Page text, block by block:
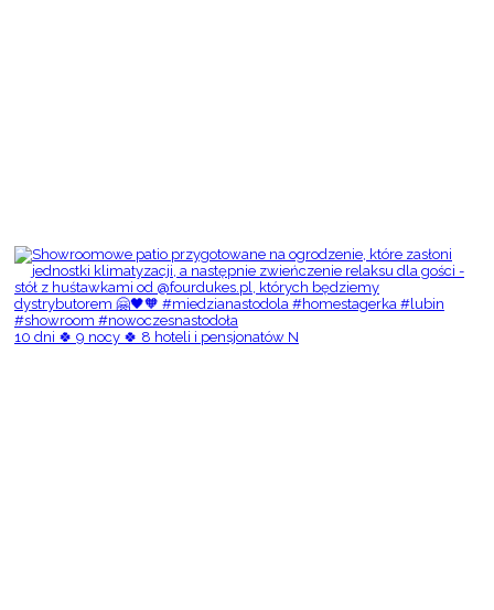
10 dni 🍀 9 nocy 🍀 8 hoteli i pensjonatów N